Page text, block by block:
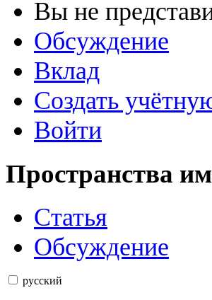
Вы не
Обсуждение
Вклад
Создать
Войти
Пространства
Статья
Обсуждение
русский